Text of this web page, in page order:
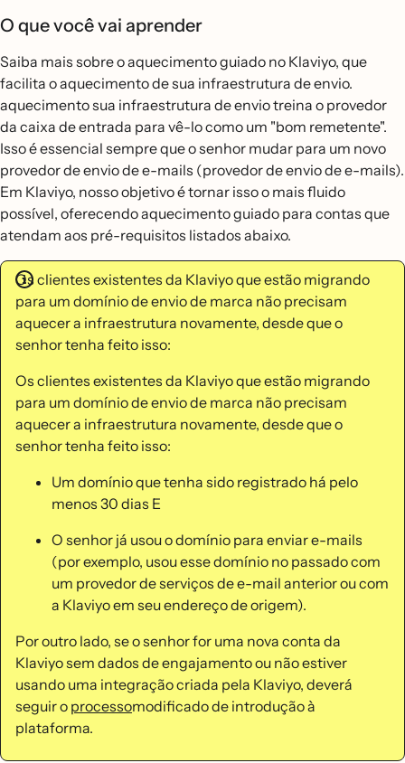
O que você vai aprender
Saiba mais sobre o aquecimento guiado no Klaviyo, que
facilita o aquecimento de sua infraestrutura de envio.
aquecimento sua infraestrutura de envio treina o provedor
da caixa de entrada para vê-lo como um "bom remetente".
Isso é essencial sempre que o senhor mudar para um novo
provedor de envio de e-mails (provedor de envio de e-mails).
Em Klaviyo, nosso objetivo é tornar isso o mais fluido
possível, oferecendo aquecimento guiado para contas que
atendam aos pré-requisitos listados abaixo.
Os clientes existentes da Klaviyo que estão migrando
para um domínio de envio de marca não precisam
aquecer a infraestrutura novamente, desde que o
senhor tenha feito isso:
Os clientes existentes da Klaviyo que estão migrando
para um domínio de envio de marca não precisam
aquecer a infraestrutura novamente, desde que o
senhor tenha feito isso:
Um domínio que tenha sido registrado há pelo
menos 30 dias E
O senhor já usou o domínio para enviar e-mails
(por exemplo, usou esse domínio no passado com
um provedor de serviços de e-mail anterior ou com
a Klaviyo em seu endereço de origem).
Por outro lado, se o senhor for uma nova conta da
Klaviyo sem dados de engajamento ou não estiver
usando uma integração criada pela Klaviyo, deverá
seguir o processomodificado de introdução à
plataforma.